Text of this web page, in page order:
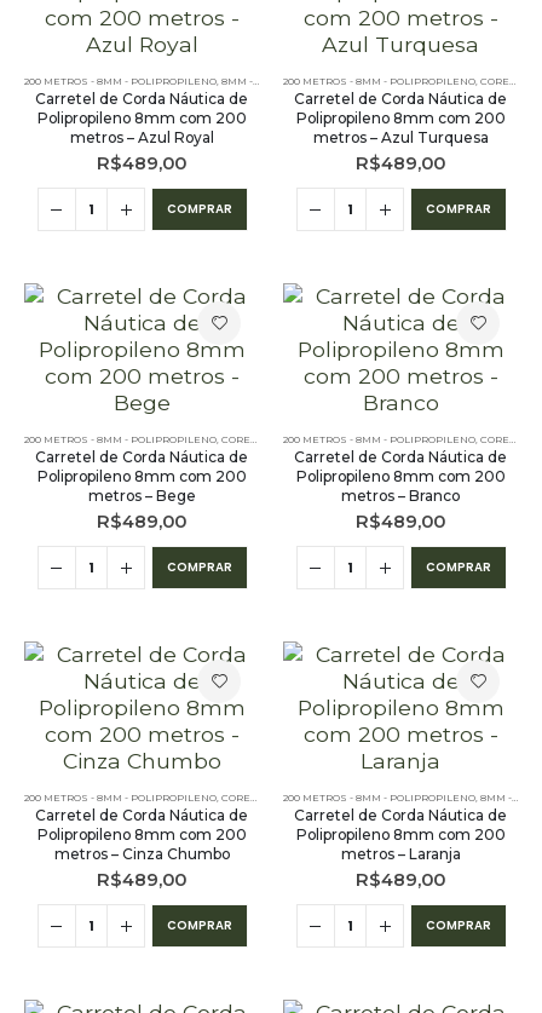
200 METROS - 8MM - POLIPROPILENO, 8MM - POLIPROPILENO , CORDA NÁUTICA REDONDA,CORES
Carretel de Corda Náutica de
Polipropileno 8mm com 200
metros – Azul Royal
R$489,00
COMPRAR
200 METROS - 8MM - POLIPROPILENO, CORES LISAS - 200 METROS - 8MM - POLIPROPILENO
Carretel de Corda Náutica de
Polipropileno 8mm com 200
metros – Azul Turquesa
R$489,00
COMPRAR
200 METROS - 8MM - POLIPROPILENO, CORES LISAS - 200 METROS - 8MM - POLIPROPILENO
Carretel de Corda Náutica de
Polipropileno 8mm com 200
metros – Bege
R$489,00
COMPRAR
200 METROS - 8MM - POLIPROPILENO, CORES LISAS - 200 METROS - 8MM - POLIPROPILENO
Carretel de Corda Náutica de
Polipropileno 8mm com 200
metros – Branco
R$489,00
COMPRAR
200 METROS - 8MM - POLIPROPILENO, CORES LISAS - 200 METROS - 8MM - POLIPROPILENO
Carretel de Corda Náutica de
Polipropileno 8mm com 200
metros – Cinza Chumbo
R$489,00
COMPRAR
200 METROS - 8MM - POLIPROPILENO, 8MM - POLIPROPILENO
Carretel de Corda Náutica de
Polipropileno 8mm com 200
metros – Laranja
R$489,00
COMPRAR